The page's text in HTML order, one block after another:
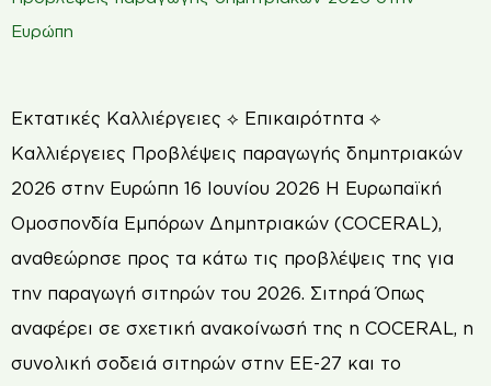
Ευρώπη
Εκτατικές Καλλιέργειες ⟡ Επικαιρότητα ⟡
Καλλιέργειες Προβλέψεις παραγωγής δημητριακών
2026 στην Ευρώπη 16 Ιουνίου 2026 Η Ευρωπαϊκή
Ομοσπονδία Εμπόρων Δημητριακών (COCERAL),
αναθεώρησε προς τα κάτω τις προβλέψεις της για
την παραγωγή σιτηρών του 2026. Σιτηρά Όπως
αναφέρει σε σχετική ανακοίνωσή της η COCERAL, η
συνολική σοδειά σιτηρών στην ΕΕ-27 και το